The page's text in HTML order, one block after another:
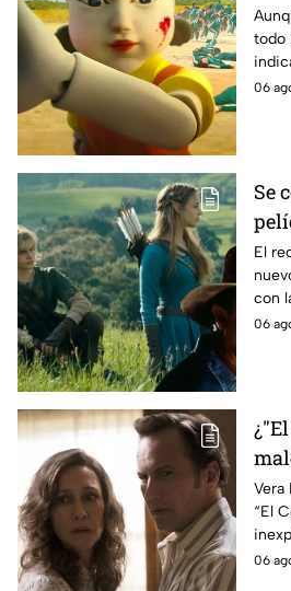
es
todo
06
Se
lo
El
con
06
la
Vera
“El
06